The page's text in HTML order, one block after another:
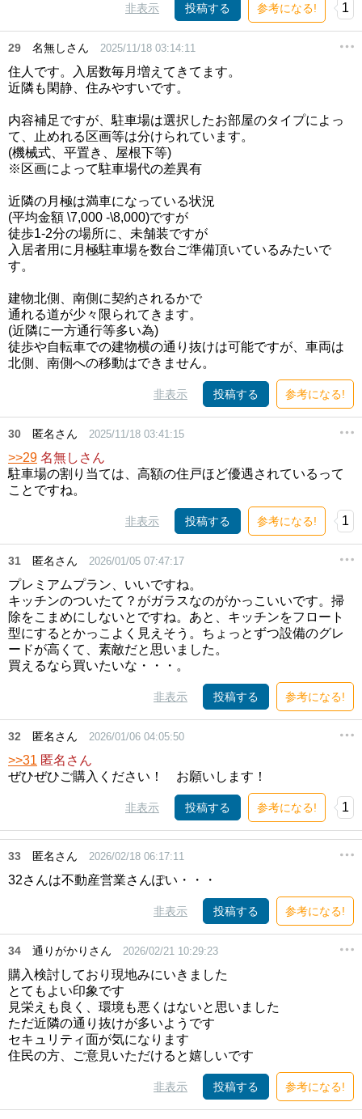
非表示 投稿する 参考になる! 1
29 名無しさん 2025/11/18 03:14:11
住人です。入居数毎月増えてきてます。
近隣も閑静、住みやすいです。
内容補足ですが、駐車場は選択したお部屋のタイプによっ
て、止めれる区画等は分けられています。
(機械式、平置き、屋根下等)
※区画によって駐車場代の差異有
近隣の月極は満車になっている状況
(平均金額 \7,000 -\8,000)ですが
徒歩1-2分の場所に、未舗装ですが
入居者用に月極駐車場を数台ご準備頂いているみたいで
す。
建物北側、南側に契約されるかで
通れる道が少々限られてきます。
(近隣に一方通行等多い為)
徒歩や自転車での建物横の通り抜けは可能ですが、車両は
北側、南側への移動はできません。
非表示 投稿する 参考になる!
30 匿名さん 2025/11/18 03:41:15
>>29 名無しさん
駐車場の割り当ては、高額の住戸ほど優遇されているって
ことですね。
非表示 投稿する 参考になる! 1
31 匿名さん 2026/01/05 07:47:17
プレミアムプラン、いいですね。
キッチンのついたて？がガラスなのがかっこいいです。掃
除をこまめにしないとですね。あと、キッチンをフロート
型にするとかっこよく見えそう。ちょっとずつ設備のグレ
ードが高くて、素敵だと思いました。
買えるなら買いたいな・・・。
非表示 投稿する 参考になる!
32 匿名さん 2026/01/06 04:05:50
>>31 匿名さん
ぜひぜひご購入ください！ お願いします！
非表示 投稿する 参考になる! 1
33 匿名さん 2026/02/18 06:17:11
32さんは不動産営業さんぽい・・・
非表示 投稿する 参考になる!
34 通りがかりさん 2026/02/21 10:29:23
購入検討しており現地みにいきました
とてもよい印象です
見栄えも良く、環境も悪くはないと思いました
ただ近隣の通り抜けが多いようです
セキュリティ面が気になります
住民の方、ご意見いただけると嬉しいです
非表示 投稿する 参考になる!